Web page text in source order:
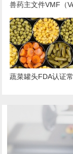
兽药主文件VMF（
Master Files）注册
蔬菜罐头FDA认证